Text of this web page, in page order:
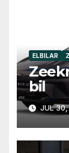
ELBILAR
bil
JUL